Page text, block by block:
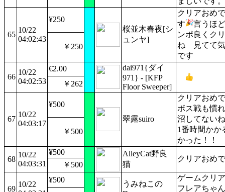
65
10/22
04:02:43
¥250
桜並木春夜[シ
ュンヤ]
クリアおめ
す
言うほ
ンポ良くク
ね 見てて気
です
￥250
66
10/22
04:02:53
€2.00
dai971{ダイ
971} - [KFP
Floor Sweeper]
￥262
67
10/22
04:03:17
¥500
翠露suiro
クリアおめ
ボス戦も慣
沼してない
1番時間かか
かった！！
￥500
68
10/22
04:03:31
¥500
AlleyCat野良
猫
クリアおめ
￥500
69
10/22
¥500
うみねこの
ゲームクリ
フレアちゃ